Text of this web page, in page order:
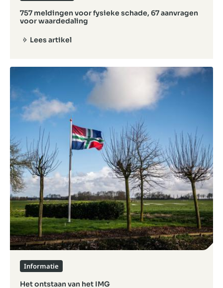
757 meldingen voor fysieke schade, 67 aanvragen
voor waardedaling
Lees artikel
Het ontstaan van het IMG
Informatie